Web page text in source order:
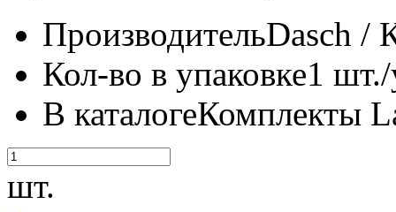
ПроизводительDasch /
Кол-во в упаковке1
В каталогеКомплекты
шт.